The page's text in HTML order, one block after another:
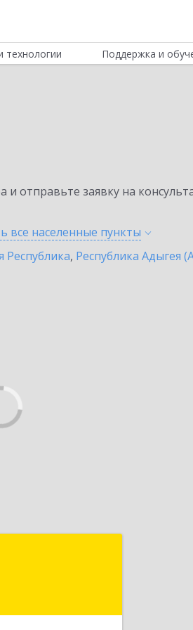
Поддержка и
отправьте заявку на
все населенные пункты
Республика, Республика Адыгея
край, Ейский